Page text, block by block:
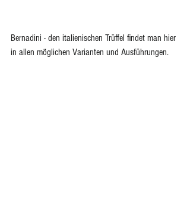
Bernadini - den italienischen Trüffel findet man hier
in allen möglichen Varianten und Ausführungen.